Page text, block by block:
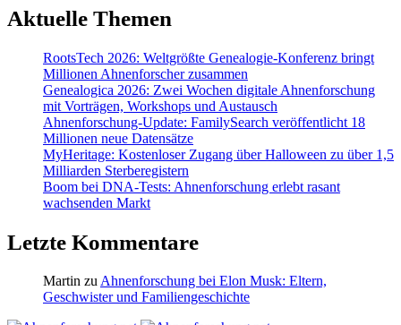
Aktuelle Themen
RootsTech 2026: Weltgrößte Genealogie-Konferenz bringt
Millionen Ahnenforscher zusammen
Genealogica 2026: Zwei Wochen digitale Ahnenforschung
mit Vorträgen, Workshops und Austausch
Ahnenforschung-Update: FamilySearch veröffentlicht 18
Millionen neue Datensätze
MyHeritage: Kostenloser Zugang über Halloween zu über 1,5
Milliarden Sterberegistern
Boom bei DNA-Tests: Ahnenforschung erlebt rasant
wachsenden Markt
Letzte Kommentare
Martin zu Ahnenforschung bei Elon Musk: Eltern,
Geschwister und Familiengeschichte